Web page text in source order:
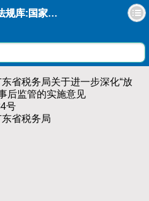
会计视野法规库:国家税务总局广东省税务局关于进一步深化“放管服”改革 加强和规范事中事后监管的实施意见
东省税务局关于进一步深化“放
后监管的实施意见
号
东省税务局